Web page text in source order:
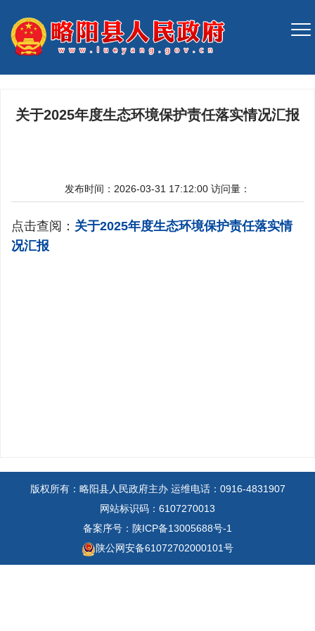
关于2025年度生态环境保护责任落实情况汇报
发布时间：2026-03-31 17:12:00 访问量：
点击查阅： 关于2025年度生态环境保护责任落实情
况汇报
版权所有：略阳县人民政府主办 运维电话：0916-4831907
网站标识码：6107270013
备案序号：陕ICP备13005688号-1
陕公网安备61072702000101号